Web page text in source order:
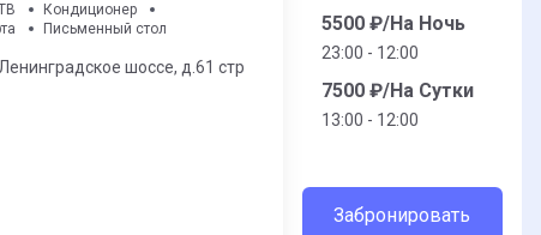
Кондиционер
Письменный стол
шоссе, д.61 стр
5500₽/На Ночь
23:00 - 12:00
7500₽/На Сутки
13:00 - 12:00
Забронировать